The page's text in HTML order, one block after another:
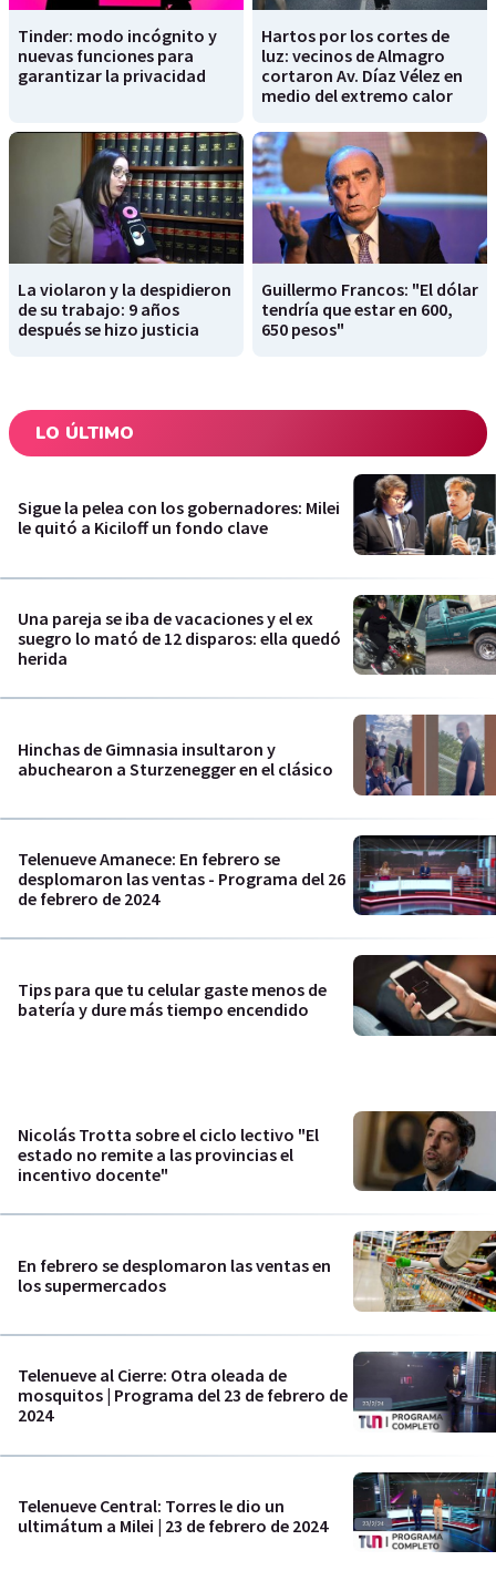
Tinder: modo incógnito y
nuevas funciones para
garantizar la privacidad
Hartos por los cortes de
luz: vecinos de Almagro
cortaron Av. Díaz Vélez en
medio del extremo calor
La violaron y la despidieron
de su trabajo: 9 años
después se hizo justicia
Guillermo Francos: "El dólar
tendría que estar en 600,
650 pesos"
LO ÚLTIMO
Sigue la pelea con los gobernadores: Milei
le quitó a Kiciloff un fondo clave
Una pareja se iba de vacaciones y el ex
suegro lo mató de 12 disparos: ella quedó
herida
Hinchas de Gimnasia insultaron y
abuchearon a Sturzenegger en el clásico
Telenueve Amanece: En febrero se
desplomaron las ventas - Programa del 26
de febrero de 2024
Tips para que tu celular gaste menos de
batería y dure más tiempo encendido
Nicolás Trotta sobre el ciclo lectivo "El
estado no remite a las provincias el
incentivo docente"
En febrero se desplomaron las ventas en
los supermercados
Telenueve al Cierre: Otra oleada de
mosquitos | Programa del 23 de febrero de
2024
Telenueve Central: Torres le dio un
ultimátum a Milei | 23 de febrero de 2024